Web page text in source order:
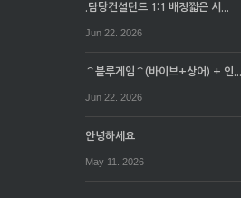
.담당컨설턴트 1:1 배정짧은 시...
Jun 22. 2026
⌒블루게임⌒(바이브+상어) + 인...
Jun 22. 2026
안녕하세요
May 11. 2026